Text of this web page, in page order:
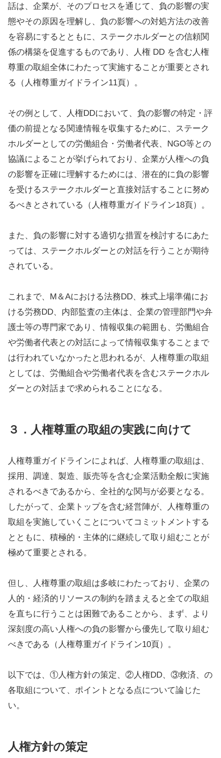
話は、企業が、そのプロセスを通じて、負の影響の実
態やその原因を理解し、負の影響への対処方法の改善
を容易にするとともに、ステークホルダーとの信頼関
係の構築を促進するものであり、人権 DD を含む人権
尊重の取組全体にわたって実施することが重要とされ
る（人権尊重ガイドライン11頁）。
その例として、人権DDにおいて、負の影響の特定・評
価の前提となる関連情報を収集するために、ステーク
ホルダーとしての労働組合・労働者代表、NGO等との
協議によることが挙げられており、企業が人権への負
の影響を正確に理解するためには、潜在的に負の影響
を受けるステークホルダーと直接対話することに努め
るべきとされている（人権尊重ガイドライン18頁）。
また、負の影響に対する適切な措置を検討するにあた
っては、ステークホルダーとの対話を行うことが期待
されている。
これまで、M＆Aにおける法務DD、株式上場準備にお
ける労務DD、内部監査の主体は、企業の管理部門や弁
護士等の専門家であり、情報収集の範囲も、労働組合
や労働者代表との対話によって情報収集することまで
は行われていなかったと思われるが、人権尊重の取組
としては、労働組合や労働者代表を含むステークホル
ダーとの対話まで求められることになる。
３．人権尊重の取組の実践に向けて
人権尊重ガイドラインによれば、人権尊重の取組は、
採用、調達、製造、販売等を含む企業活動全般に実施
されるべきであるから、全社的な関与が必要となる。
したがって、企業トップを含む経営陣が、人権尊重の
取組を実施していくことについてコミットメントする
とともに、積極的・主体的に継続して取り組むことが
極めて重要とされる。
但し、人権尊重の取組は多岐にわたっており、企業の
人的・経済的リソースの制約を踏まえると全ての取組
を直ちに行うことは困難であることから、まず、より
深刻度の高い人権への負の影響から優先して取り組む
べきである（人権尊重ガイドライン10頁）。
以下では、①人権方針の策定、②人権DD、③救済、の
各取組について、ポイントとなる点について論じた
い。
人権方針の策定